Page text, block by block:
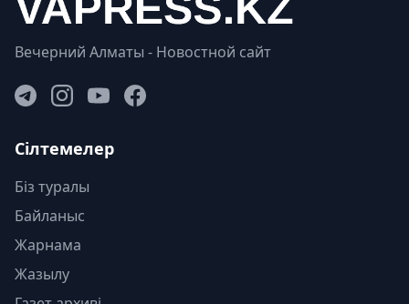
Вечерний Алматы - Новостной сайт
Сілтемелер
Біз туралы
Байланыс
Жарнама
Жазылу